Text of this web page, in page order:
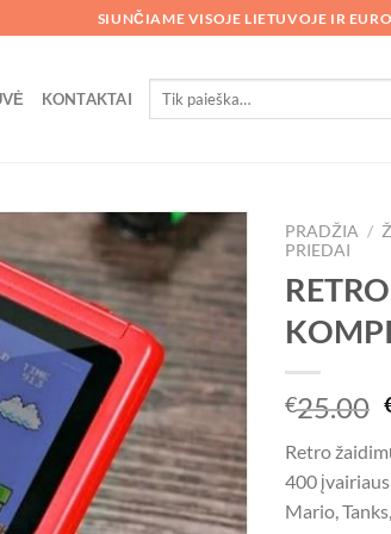
SIUNČIAME VISOJE LIETUVOJE IR
KONTAKTAI
Ieškoti:
PRADŽIA /
PRIEDAI
€25.00
Retro
400
Mario,